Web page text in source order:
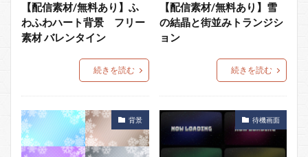
【配信素材/無料あり】ふ
わふわハート背景 フリー
素材 バレンタイン
続きを読む
【配信素材/無料あり】雪
の結晶と街並みトランジシ
ョン
続きを読む
背景 待機画面